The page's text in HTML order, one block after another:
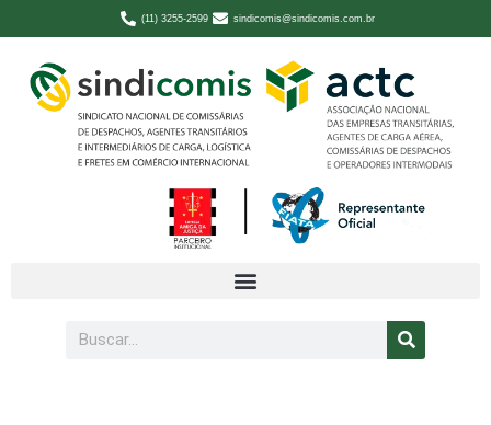
(11) 3255-2599 sindicomis@sindicomis.com.br